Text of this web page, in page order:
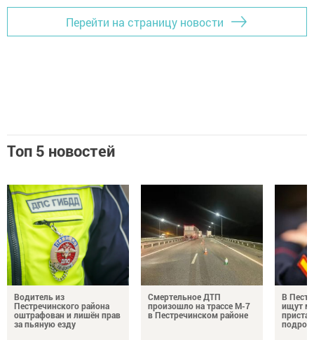
Перейти на страницу новости
Топ 5 новостей
Водитель из
Пестречинского района
оштрафован и лишён прав
за пьяную езду
Смертельное ДТП
произошло на трассе М-7
в Пестречинском районе
В
ищут